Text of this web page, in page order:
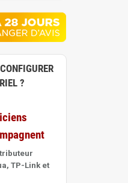
?
TP-Link et